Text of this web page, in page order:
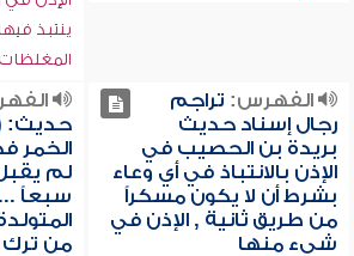
ينتبذ
الفهرس: تراجم
رجال إسناد حديث
بريدة بن الحصيب في
الإذن بالانتباذ في أي وعاء
بشرط أن لا يكون مسكراً
من طريق ثانية , الإذن في
شيء منها
حديث:
الخمر
لم
سبعاً
من ترك